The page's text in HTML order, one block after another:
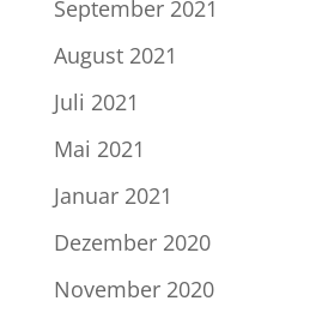
September 2021
August 2021
Juli 2021
Mai 2021
Januar 2021
Dezember 2020
November 2020